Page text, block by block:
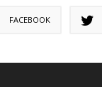
FACEBOOK